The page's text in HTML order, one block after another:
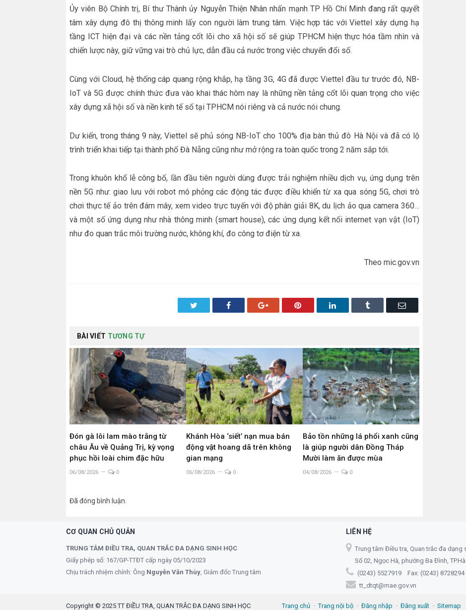
Ủy viên Bộ Chính trị, Bí thư Thành ủy Nguyễn Thiện Nhân nhấn mạnh TP Hồ Chí Minh đang rất quyết
tâm xây dựng đô thị thông minh lấy con người làm trung tâm. Việc hợp tác với Viettel xây dựng hạ
tầng ICT hiện đại và các nền tảng cốt lõi cho xã hội số sẽ giúp TPHCM hiện thực hóa tầm nhìn và
chiến lược này, giữ vững vai trò chủ lực, dẫn đầu cả nước trong việc chuyển đổi số.
Cùng với Cloud, hệ thống cáp quang rộng khắp, hạ tầng 3G, 4G đã được Viettel đầu tư trước đó, NB-
IoT và 5G được chính thức đưa vào khai thác hôm nay là những nền tảng cốt lõi quan trọng cho việc
xây dựng xã hội số và nền kinh tế số tại TPHCM nói riêng và cả nước nói chung.
Dư kiến, trong tháng 9 này, Viettel sẽ phủ sóng NB-IoT cho 100% địa bàn thủ đô Hà Nội và đã có lộ
trình triển khai tiếp tại thành phố Đà Nẵng cũng như mở rộng ra toàn quốc trong 2 năm sắp tới.
Trong khuôn khổ lễ công bố, lần đầu tiên người dùng được trải nghiệm nhiều dịch vụ, ứng dụng trên
nền 5G như: giao lưu với robot mô phỏng các động tác được điều khiển từ xa qua sóng 5G, chơi trò
chơi thực tế ảo trên đám mây, xem video trực tuyến với độ phân giải 8K, du lịch ảo qua camera 360…
và một số ứng dụng như nhà thông minh (smart house), các ứng dụng kết nối internet vạn vật (IoT)
như đo quan trắc môi trường nước, không khí, đo công tơ điện từ xa.
Theo mic.gov.vn
Twitter Facebook Google+ Pinterest LinkedIn Tumblr Email
BÀI VIẾT TƯƠNG TỰ
Đón gà lôi lam mào trắng từ
châu Âu về Quảng Trị, kỳ vọng
phục hồi loài chim đặc hữu
06/08/2026 0
Khánh Hòa ‘siết’ nạn mua bán
động vật hoang dã trên không
gian mạng
06/08/2026 0
Bảo tồn những lá phổi xanh cũng
là giúp người dân Đồng Tháp
Mười làm ăn được mùa
04/08/2026 0
Đã đóng bình luận.
CƠ QUAN CHỦ QUẢN
TRUNG TÂM ĐIỀU TRA, QUAN TRẮC ĐA DẠNG SINH HỌC
Giấy phép số: 167/GP-TTĐT cấp ngày 05/10/2023
Chịu trách nhiệm chính: Ông Nguyễn Văn Thùy , Giám đốc Trung tâm
LIÊN HỆ
Trung tâm Điều tra, Quan trắc đa dạng
Số 02, Ngọc Hà, phường Ba Đình, TP.Hà
(0243) 5527919 Fax: (0243) 8728294
tt_dtqt@mae.gov.vn
Copyright © 2025 TT ĐIỀU TRA, QUAN TRẮC ĐA DẠNG SINH HỌC Trang chủ Trang nội bộ Đăng nhập Đăng xuất Sitemap